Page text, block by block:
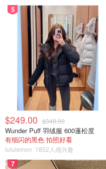
图片来
⭐️大名鼎鼎的牛油果眼霜，
5
$249.00 $348.00
Wunder Puff 羽绒服 600蓬松度
有细闪的黑色 拍照好看
lululemon 1852人感兴趣
7